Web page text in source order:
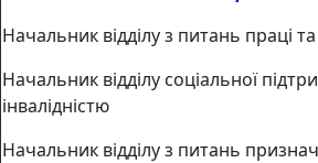
Начальник відділу з питань праці
Начальник відділу соціальної
інвалідністю
Начальник відділу з питань